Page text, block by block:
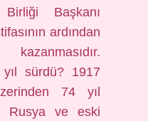
Başkanı
ardından
sürdü? 1917
74 yıl
Rusya ve eski